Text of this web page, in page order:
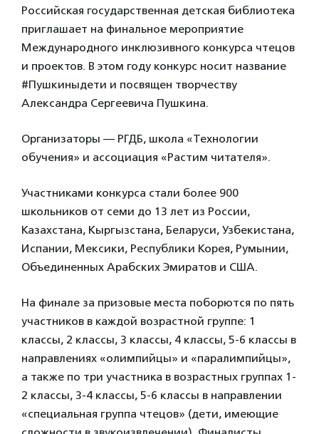
Российская государственная детская библиотека
приглашает на финальное мероприятие
Международного инклюзивного конкурса чтецов
и проектов. В этом году конкурс носит название
#Пушкиныдети и посвящен творчеству
Александра Сергеевича Пушкина.
Организаторы — РГДБ, школа «Технологии
обучения» и ассоциация «Растим читателя».
Участниками конкурса стали более 900
школьников от семи до 13 лет из России,
Казахстана, Кыргызстана, Беларуси, Узбекистана,
Испании, Мексики, Республики Корея, Румынии,
Объединенных Арабских Эмиратов и США.
На финале за призовые места поборются по пять
участников в каждой возрастной группе: 1
классы, 2 классы, 3 классы, 4 классы, 5-6 классы в
направлениях «олимпийцы» и «паралимпийцы»,
а также по три участника в возрастных группах 1-
2 классы, 3-4 классы, 5-6 классы в направлении
«специальная группа чтецов» (дети, имеющие